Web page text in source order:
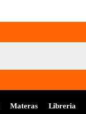
Materas Libreria